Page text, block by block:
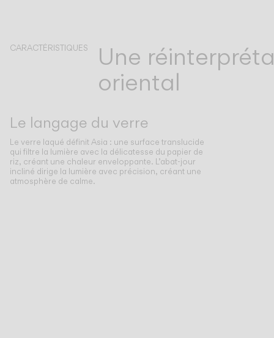
CARACTÉRISTIQUES
Une
oriental
Le langage du verre
Le verre laqué définit Asia : une surface translucide
qui filtre la lumière avec la délicatesse du papier de
riz, créant une chaleur enveloppante. L’abat-jour
incliné dirige la lumière avec précision, créant une
atmosphère de calme.